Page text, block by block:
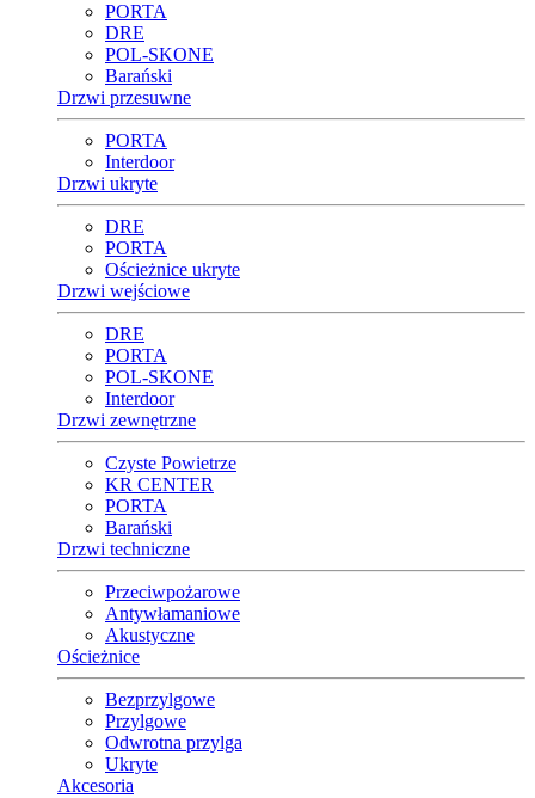
PORTA
DRE
POL-SKONE
Barański
Drzwi przesuwne
PORTA
Interdoor
Drzwi ukryte
DRE
PORTA
Ościeżnice ukryte
Drzwi wejściowe
DRE
PORTA
POL-SKONE
Interdoor
Drzwi zewnętrzne
Czyste Powietrze
KR CENTER
PORTA
Barański
Drzwi techniczne
Przeciwpożarowe
Antywłamaniowe
Akustyczne
Ościeżnice
Bezprzylgowe
Przylgowe
Odwrotna przylga
Ukryte
Akcesoria